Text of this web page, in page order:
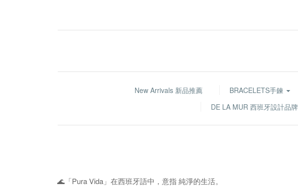
New Arrivals 新品推薦 BRACELETS手鍊
DE LA MUR 西班牙設計品牌
🌊「Pura Vida」在西班牙語中，意指 純淨的生活。